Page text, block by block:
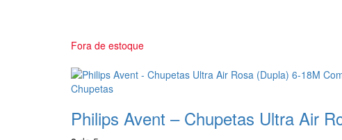
Fora de estoque
Chupetas
Philips Avent – Chupetas Ultra Air